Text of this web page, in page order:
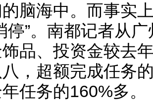
脑海中。而事实
停”。南都记者从
品、投资金较去
，超额完成任务
任务的160%多。